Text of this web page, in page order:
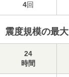
4回
震度規模の最大
24
時間